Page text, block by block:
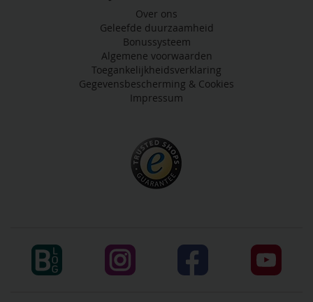
Over ons
Geleefde duurzaamheid
Bonussysteem
Algemene voorwaarden
Toegankelijkheidsverklaring
Gegevensbescherming & Cookies
Impressum